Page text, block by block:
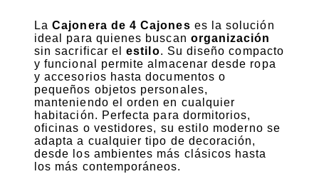
LaCajonera de 4 Cajones es la solución
ideal para quienes buscan organización
sin sacrificar elestilo. Su diseño compacto
y funcional permite almacenar desde ropa
y accesorios hasta documentos o
pequeños objetos personales,
manteniendo el orden en cualquier
habitación. Perfecta para dormitorios,
oficinas o vestidores, su estilo moderno se
adapta a cualquier tipo de decoración,
desde los ambientes más clásicos hasta
los más contemporáneos.